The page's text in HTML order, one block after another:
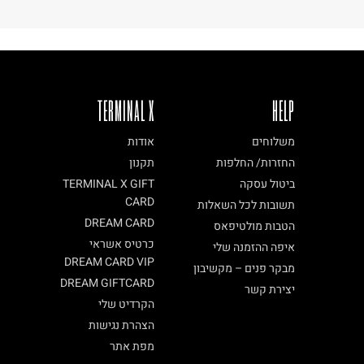
TERMINAL X
אודות
תקנון
TERMINAL X GIFT
CARD
DREAM CARD
כרטיס אשראי
DREAM CARD VIP
DREAM GIFTCARD
הקרדיט שלי
הצהרת נגישות
מפת אתר
HELP
משלוחים
החזרות/ החלפות
ביטול עסקה
תשובות לכל השאלות
הטבות מולטיפאס
איפה ההזמנה שלי
מבקר פנים – מקשיבון
יצירת קשר